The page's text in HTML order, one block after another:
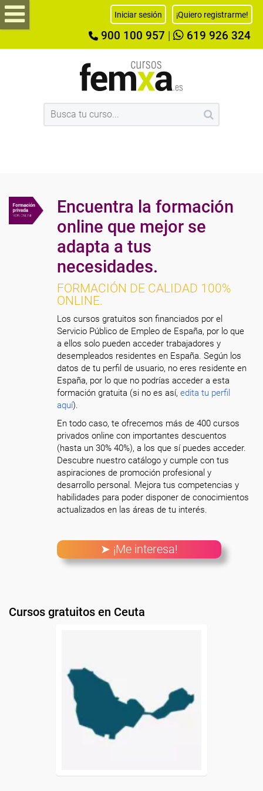
Iniciar sesión ¡Quiero registrarme!
900 100 957 619 926 324
Encuentra la formación
online que mejor se
adapta a tus
necesidades.
FORMACIÓN DE CALIDAD 100%
ONLINE.
Los cursos gratuitos son financiados por el
Servicio Público de Empleo de España, por lo que
a ellos solo pueden acceder trabajadores y
desempleados residentes en España. Según los
datos de tu perfil de usuario, no eres residente en
España, por lo que no podrías acceder a esta
formación gratuita (si no es así,edita tu perfil
aquí).
En todo caso, te ofrecemos más de 400 cursos
privados online con importantes descuentos
(hasta un 30% 40%), a los que sí puedes acceder.
Descubre nuestro catálogo y cumple con tus
aspiraciones de promoción profesional y
desarrollo personal. Mejora tus competencias y
habilidades para poder disponer de conocimientos
actualizados en las áreas de tu interés.
➤ ¡Me interesa!
Cursos gratuitos en Ceuta